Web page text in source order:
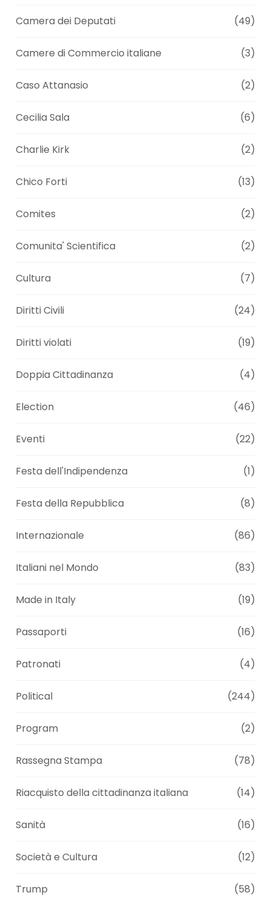
Camera dei Deputati (49)
Camere di Commercio italiane (3)
Caso Attanasio (2)
Cecilia Sala (6)
Charlie Kirk (2)
Chico Forti (13)
Comites (2)
Comunita' Scientifica (2)
Cultura (7)
Diritti Civili (24)
Diritti violati (19)
Doppia Cittadinanza (4)
Election (46)
Eventi (22)
Festa dell'Indipendenza (1)
Festa della Repubblica (8)
Internazionale (86)
Italiani nel Mondo (83)
Made in Italy (19)
Passaporti (16)
Patronati (4)
Political (244)
Program (2)
Rassegna Stampa (78)
Riacquisto della cittadinanza italiana (14)
Sanità (16)
Società e Cultura (12)
Trump (58)